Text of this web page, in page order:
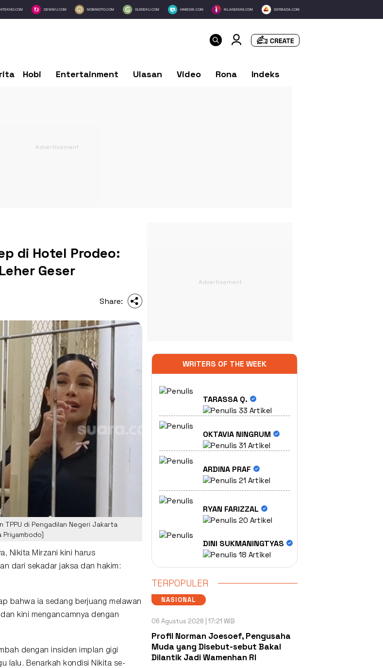
HITEKNO.COM DEWIKU.COM MOBIMOTO.COM GUIDEKU.COM HIMEDIK.COM IKLANDISINI.COM SERBADA.COM
Hobi Entertainment Ulasan Video Rona Indeks
di Hotel Prodeo:
Geser
Share:
TPPU di Pengadilan Negeri Jakarta
Priyambodo]
Nikita Mirzani
kini harus
dari sekadar jaksa dan hakim:
bahwa ia sedang berjuang melawan
kini mengancamnya dengan
dengan insiden implan gigi
lalu. Benarkah kondisi Nikita se-
WRITERS OF THE WEEK
TARASSA Q.
33 Artikel
OKTAVIA NINGRUM
31 Artikel
ARDINA PRAF
21 Artikel
RYAN FARIZZAL
20 Artikel
DINI SUKMANINGTYAS
18 Artikel
TERPOPULER
NASIONAL
06 Agustus 2026 | 17:21 WIB
Profil Norman Joesoef, Pengusaha
Muda yang Disebut-sebut Bakal
Dilantik Jadi Wamenhan RI